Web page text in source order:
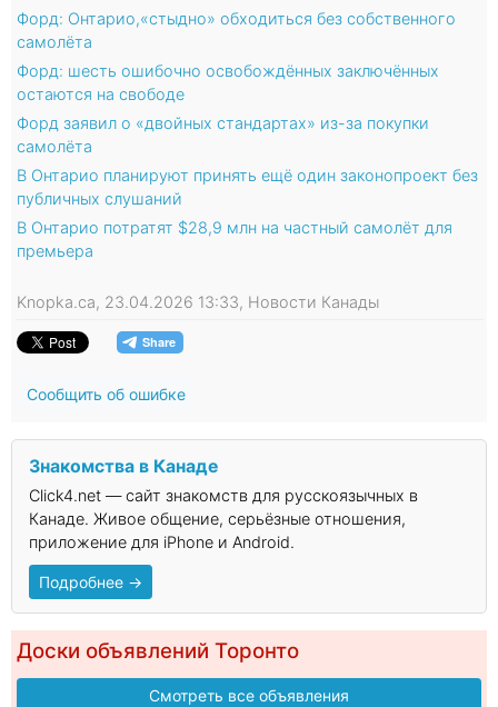
Форд: Онтарио,«стыдно» обходиться без собственного
самолёта
Форд: шесть ошибочно освобождённых заключённых
остаются на свободе
Форд заявил о «двойных стандартах» из-за покупки
самолёта
В Онтарио планируют принять ещё один законопроект без
публичных слушаний
В Онтарио потратят $28,9 млн на частный самолёт для
премьера
Knopka.ca, 23.04.2026 13:33, Новости Канады
Сообщить об ошибке
Знакомства в Канаде
Click4.net — сайт знакомств для русскоязычных в
Канаде. Живое общение, серьёзные отношения,
приложение для iPhone и Android.
Подробнее →
Доски объявлений Торонто
Смотреть все объявления